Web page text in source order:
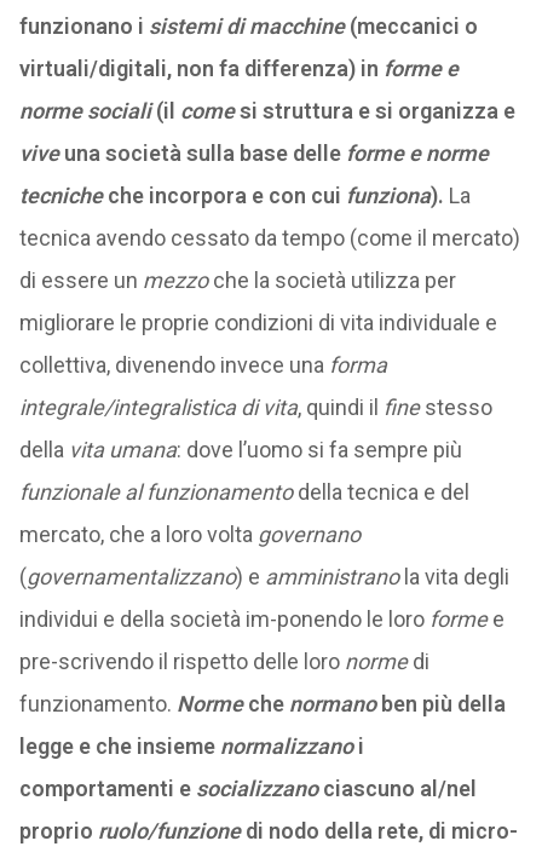
funzionano i sistemi di macchine(meccanici o
virtuali/digitali, non fa differenza) in forme e
norme sociali(il comesi struttura e si organizza e
viveuna società sulla base delle forme e norme
tecnicheche incorpora e con cui funziona). La
tecnica avendo cessato da tempo (come il mercato)
di essere un mezzoche la società utilizza per
migliorare le proprie condizioni di vita individuale e
collettiva, divenendo invece una forma
integrale/integralistica di vita, quindi il finestesso
della vita umana: dove l’uomo si fa sempre più
funzionale al funzionamentodella tecnica e del
mercato, che a loro volta governano
(governamentalizzano) e amministranola vita degli
individui e della società im-ponendo le loro formee
pre-scrivendo il rispetto delle loro normedi
funzionamento. Normeche normanoben più della
legge e che insieme normalizzanoi
comportamenti e socializzanociascuno al/nel
proprio ruolo/funzionedi nodo della rete, di micro-